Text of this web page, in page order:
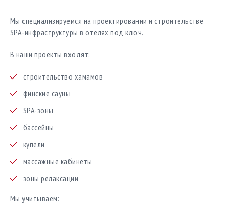
Мы специализируемся на проектировании и строительстве
SPA-инфраструктуры в отелях под ключ.
В наши проекты входят:
строительство хамамов
финские сауны
SPA-зоны
бассейны
купели
массажные кабинеты
зоны релаксации
Мы учитываем: